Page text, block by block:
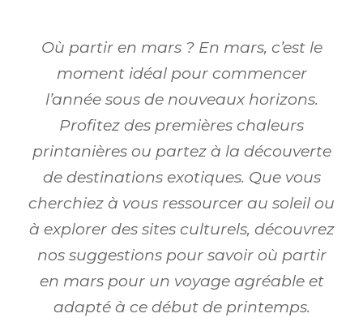
Où partir en mars ? En mars, c’est le
moment idéal pour commencer
l’année sous de nouveaux horizons.
Profitez des premières chaleurs
printanières ou partez à la découverte
de destinations exotiques. Que vous
cherchiez à vous ressourcer au soleil ou
à explorer des sites culturels, découvrez
nos suggestions pour savoir où partir
en mars pour un voyage agréable et
adapté à ce début de printemps.